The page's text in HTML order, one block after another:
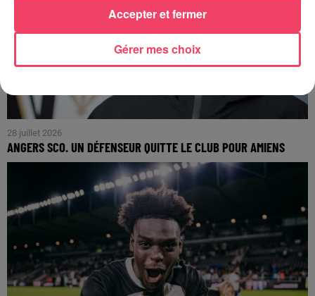
28 juillet 2026
ANGERS SCO. UN DÉFENSEUR QUITTE LE CLUB POUR AMIENS
Gérer mes choix
Accepter et fermer